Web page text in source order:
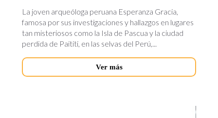
La joven arqueóloga peruana Esperanza Gracia,
famosa por sus investigaciones y hallazgos en lugares
tan misteriosos como la Isla de Pascua y la ciudad
perdida de Paititi, en las selvas del Perú,...
Ver más